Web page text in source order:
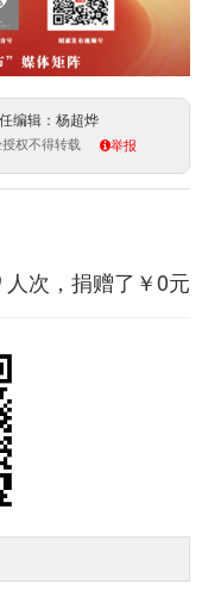
编辑：杨超烨
权不得转载 举报
人次，捐赠了￥0元